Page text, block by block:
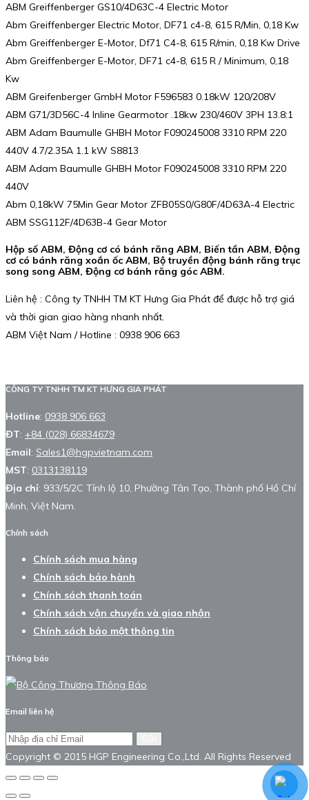
ABM Greiffenberger GS10/4D63C-4 Electric Motor
Abm Greiffenberger Electric Motor, DF71 c4-8, 615 R/Min, 0,18 Kw
Abm Greiffenberger E-Motor, Df71 C4-8, 615 R/min, 0,18 Kw Drive
Abm Greiffenberger E-Motor, DF71 c4-8, 615 R / Minimum, 0,18
Kw
ABM Greifenberger GmbH Motor F596583 0.18kW 120/208V
ABM G71/3D56C-4 Inline Gearmotor .18kw 230/460V 3PH 13.8:1
ABM Adam Baumulle GHBH Motor F090245008 3310 RPM 220
440V 4.7/2.35A 1.1 kW S8813
ABM Adam Baumulle GHBH Motor F090245008 3310 RPM 220
440V
Abm 0,18kW 75Min Gear Motor ZFB05S0/G80F/4D63A-4 Electric
ABM SSG112F/4D63B-4 Gear Motor
Hộp số ABM, Động cơ có bánh răng ABM, Biến tần ABM, Động
cơ có bánh răng xoắn ốc ABM, Bộ truyền động bánh răng trục
song song ABM, Động cơ bánh răng góc ABM.
Liên hệ : Công ty TNHH TM KT Hưng Gia Phát để được hỗ trợ giá
và thời gian giao hàng nhanh nhất.
ABM Việt Nam / Hotline : 0938 906 663
CÔNG TY TNHH TM KT HƯNG GIA PHÁT
Hotline: 0938 906 663
ĐT: +84 (028) 66834679
Email: Sales1@hgpvietnam.com
MST: 0313138119
Địa chỉ: 933/5/2C Tỉnh lộ 10, Phường Tân Tạo, Thành phố Hồ Chí
Minh, Việt Nam.
Chính sách
Chính sách mua hàng
Chính sách bảo hành
Chính sách thanh toán
Chính sách vận chuyển và giao nhận
Chính sách bảo mật thông tin
Thông báo
Email liên hệ
Copyright © 2015 HGP Engineering Co.,Ltd. All Rights Reserved